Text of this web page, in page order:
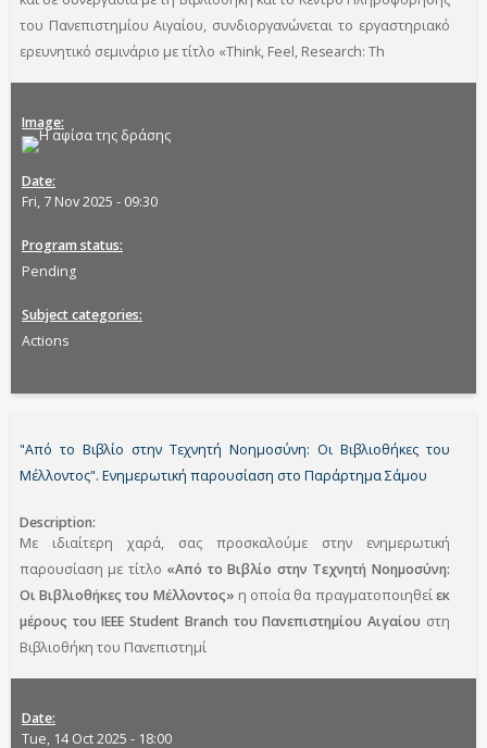
του Πανεπιστημίου Αιγαίου, συνδιοργανώνεται το εργαστηριακό
ερευνητικό σεμινάριο με τίτλο «Think, Feel, Research: Th
Image
Date
Fri, 7 Nov 2025 - 09:30
Program status
Pending
Subject categories
Actions
"Από το Βιβλίο στην Τεχνητή Νοημοσύνη: Οι Βιβλιοθήκες του
Μέλλοντος". Ενημερωτική παρουσίαση στο Παράρτημα Σάμου
Description
Με ιδιαίτερη χαρά, σας προσκαλούμε στην ενημερωτική
παρουσίαση με τίτλο «Από το Βιβλίο στην Τεχνητή Νοημοσύνη:
Οι Βιβλιοθήκες του Μέλλοντος» η οποία θα πραγματοποιηθείεκ
μέρους του IEEE Student Branch του Πανεπιστημίου Αιγαίου στη
Βιβλιοθήκη του Πανεπιστημί
Date
Tue, 14 Oct 2025 - 18:00